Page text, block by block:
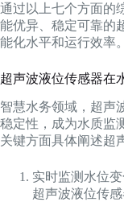
通过以上七个方面的
能优异、稳定可靠的
能化水平和运行效率。
超声波液位传感器在
智慧水务领域，超声
稳定性，成为水质监
关键方面具体阐述超
实时监测水位
超声波液位传